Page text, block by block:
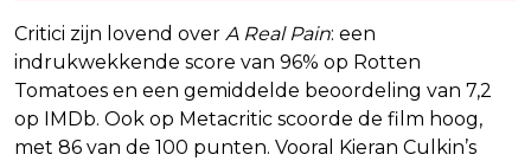
Critici zijn lovend over A Real Pain: een
indrukwekkende score van 96% op Rotten
Tomatoes en een gemiddelde beoordeling van 7,2
op IMDb. Ook op Metacritic scoorde de film hoog,
met 86 van de 100 punten. Vooral Kieran Culkin’s